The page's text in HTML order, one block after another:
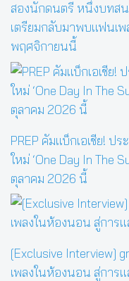
สองนักดนตรี หนึ่งบทสน
เตรียมกลับมาพบแฟนเพ
พฤศจิกายนนี้
PREP คัมแบ็กเอเชีย! ป
ใหม่ ‘One Day In The
ตุลาคม 2026 นี้
[Exclusive Interview]
เพลงในห้องนอน สู่กา